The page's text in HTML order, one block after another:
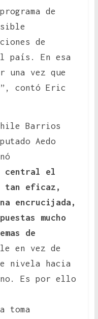
de
de
país. En esa
una vez que
contó Eric
Barrios
Aedo
central el
tan eficaz,
encrucijada,
mucho
de
en vez de
nivela hacia
Es por ello
toma